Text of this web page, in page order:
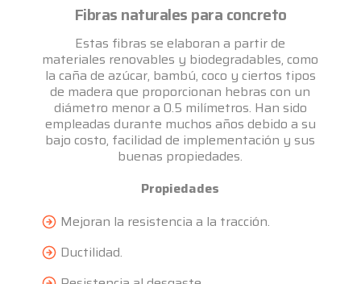
Fibras naturales para concreto
Estas fibras se elaboran a partir de
materiales renovables y biodegradables, como
la caña de azúcar, bambú, coco y ciertos tipos
de madera que proporcionan hebras con un
diámetro menor a 0.5 milímetros. Han sido
empleadas durante muchos años debido a su
bajo costo, facilidad de implementación y sus
buenas propiedades.
Propiedades
Mejoran la resistencia a la tracción.
Ductilidad.